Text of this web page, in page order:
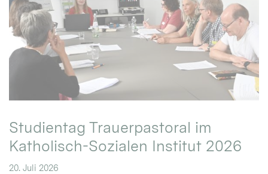
Studientag Trauerpastoral im
Katholisch-Sozialen Institut 2026
20. Juli 2026